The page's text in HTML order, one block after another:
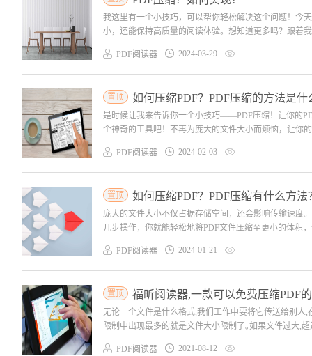
我这里有一个小技巧，可以帮你轻松解决这个问题！
小，还能保持高质量的阅读体验。想知道更多吗？跟着
PDF阅读器 2024-03-29
置顶 如何压缩PDF？PDF压缩的方法是什
是时候让我来告诉你一个小技巧——PDF压缩！让你的
个神奇的工具吧！不再为庞大的文件大小而烦恼，让你
PDF阅读器 2024-02-03
置顶 如何压缩PDF？PDF压缩有什么方法
庞大的文件大小不仅占据存储空间，还会影响传输速
几步操作，你就能轻松地将PDF文件压缩至更小的体积
PDF阅读器 2024-01-21
置顶 福昕阅读器,一款可以免费压缩PDF
无论一个文件是什么格式,我们工作中要将它传送给别人
限制中出现最多的就是文件大小限制了｡如果文件过大,
PDF阅读器 2021-08-12